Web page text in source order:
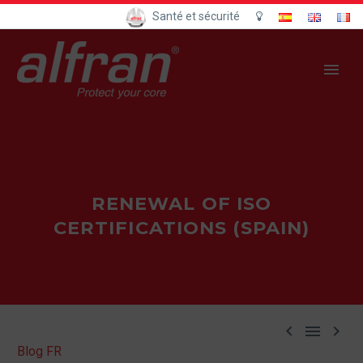
Santé et sécurité
RENEWAL OF ISO
CERTIFICATIONS (SPAIN)
  
Blog FR